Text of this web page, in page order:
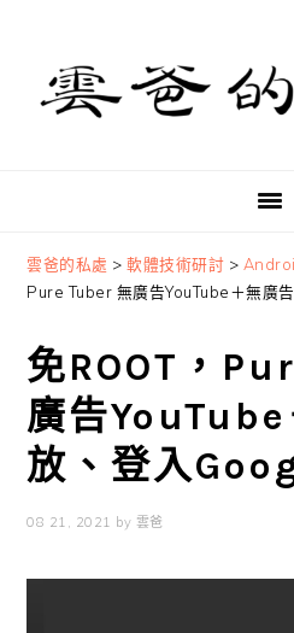
primary
navigation
content
primary
sidebar
雲爸的私處 >軟體技術研討 >
Pure Tuber 無廣告YouTube＋無廣
免ROOT，
廣告
放、登入
08 21, 2021 by 雲爸